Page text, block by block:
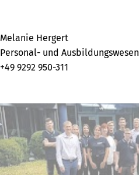
Melanie Hergert
Personal- und Ausbildungswesen
+49 9292 950-311